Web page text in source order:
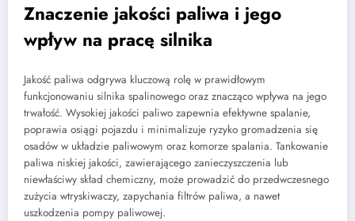
Znaczenie jakości paliwa i jego
wpływ na pracę silnika
Jakość paliwa odgrywa kluczową rolę w prawidłowym
funkcjonowaniu silnika spalinowego oraz znacząco wpływa na jego
trwałość. Wysokiej jakości paliwo zapewnia efektywne spalanie,
poprawia osiągi pojazdu i minimalizuje ryzyko gromadzenia się
osadów w układzie paliwowym oraz komorze spalania. Tankowanie
paliwa niskiej jakości, zawierającego zanieczyszczenia lub
niewłaściwy skład chemiczny, może prowadzić do przedwczesnego
zużycia wtryskiwaczy, zapychania filtrów paliwa, a nawet
uszkodzenia pompy paliwowej.